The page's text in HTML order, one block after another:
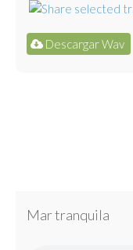
Descargar Wav
Mar tranquila